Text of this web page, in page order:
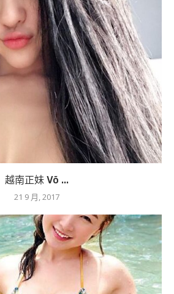
越南正妹 Võ ...
21 9 月, 2017